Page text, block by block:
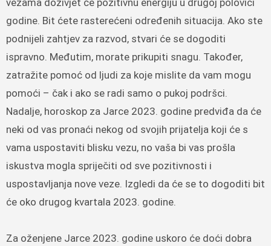
godine. Bit ćete rasterećeni određenih situacija. Ako ste
podnijeli zahtjev za razvod, stvari će se dogoditi
ispravno. Međutim, morate prikupiti snagu. Također,
zatražite pomoć od ljudi za koje mislite da vam mogu
pomoći – čak i ako se radi samo o pukoj podršci.
Nadalje, horoskop za Jarce 2023. godine predviđa da će
neki od vas pronaći nekog od svojih prijatelja koji će s
vama uspostaviti blisku vezu, no vaša bi vas prošla
iskustva mogla spriječiti od sve pozitivnosti i
uspostavljanja nove veze. Izgledi da će se to dogoditi bit
će oko drugog kvartala 2023. godine.
Za oženjene Jarce 2023. godine uskoro će doći dobra